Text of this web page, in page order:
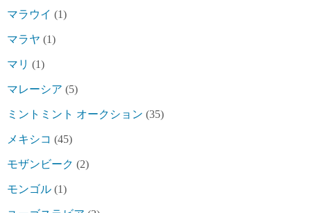
マラウイ (1)
マラヤ (1)
マリ (1)
マレーシア (5)
ミントミント オークション (35)
メキシコ (45)
モザンビーク (2)
モンゴル (1)